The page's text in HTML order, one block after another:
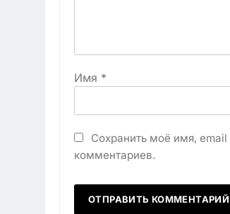
Имя *
Сохранить моё имя,
комментариев.